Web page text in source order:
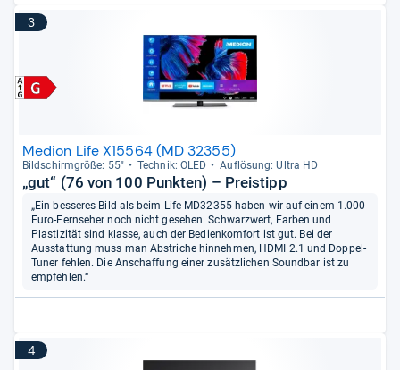
3
Medion Life X15564 (MD 32355)
Bild­schirm­größe: 55" Tech­nik: OLED Auf­lö­sung: Ultra HD
„gut“ (76 von 100 Punkten) – Preistipp
„Ein besseres Bild als beim Life MD32355 haben wir auf einem 1.000-
Euro-Fernseher noch nicht gesehen. Schwarzwert, Farben und
Plastizität sind klasse, auch der Bedienkomfort ist gut. Bei der
Ausstattung muss man Abstriche hinnehmen, HDMI 2.1 und Doppel-
Tuner fehlen. Die Anschaffung einer zusätzlichen Soundbar ist zu
empfehlen.“
4